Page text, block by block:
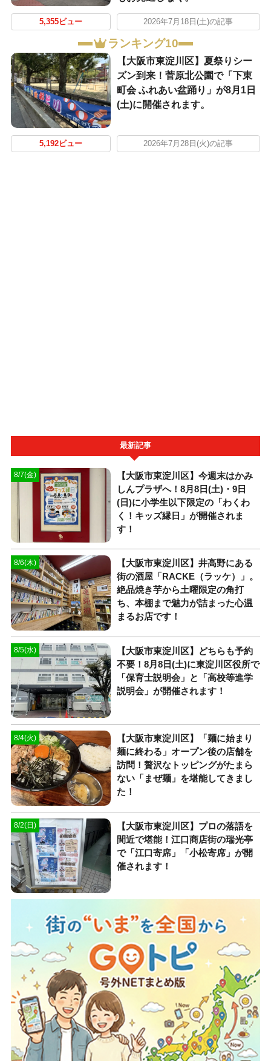
5,355ビュー 2026年7月18日(土)の記事
ランキング10
【大阪市東淀川区】夏祭りシー
ズン到来！菅原北公園で「下東
町会 ふれあい盆踊り」が8月1日
(土)に開催されます。
5,192ビュー 2026年7月28日(火)の記事
最新記事
8/7(金)
【大阪市東淀川区】今週末はかみ
しんプラザへ！8月8日(土)・9日
(日)に小学生以下限定の「わくわ
く！キッズ縁日」が開催されま
す！
8/6(木)
【大阪市東淀川区】井高野にある
街の酒屋「RACKE（ラッケ）」。
絶品焼き芋から土曜限定の角打
ち、本棚まで魅力が詰まった心温
まるお店です！
8/5(水)
【大阪市東淀川区】どちらも予約
不要！8月8日(土)に東淀川区役所で
「保育士説明会」と「高校等進学
説明会」が開催されます！
8/4(火)
【大阪市東淀川区】「麺に始まり
麺に終わる」オープン後の店舗を
訪問！贅沢なトッピングがたまら
ない「まぜ麺」を堪能してきまし
た！
8/2(日)
【大阪市東淀川区】プロの落語を
間近で堪能！江口商店街の瑞光亭
で「江口寄席」「小松寄席」が開
催されます！